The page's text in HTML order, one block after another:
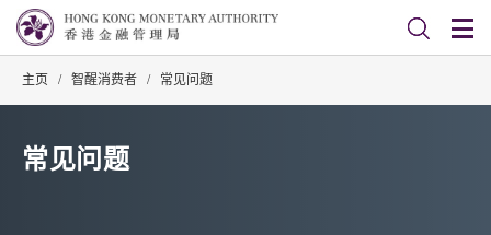
主页 / 智醒消费者 / 常见问题
常见问题